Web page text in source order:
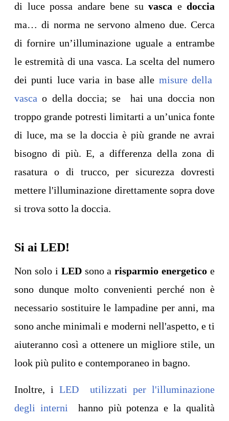
di luce possa andare bene su vasca e doccia
ma… di norma ne servono almeno due. Cerca
di fornire un’illuminazione uguale a entrambe
le estremità di una vasca. La scelta del numero
dei punti luce varia in base alle misure della
vasca o della doccia; se hai una doccia non
troppo grande potresti limitarti a un’unica fonte
di luce, ma se la doccia è più grande ne avrai
bisogno di più. E, a differenza della zona di
rasatura o di trucco, per sicurezza dovresti
mettere l'illuminazione direttamente sopra dove
si trova sotto la doccia.
Si ai LED!
Non solo i LEDsono arisparmio energetico e
sono dunque molto convenienti perché non è
necessario sostituire le lampadine per anni, ma
sono anche minimali e moderni nell'aspetto, e ti
aiuteranno così a ottenere un migliore stile, un
look più pulito e contemporaneo in bagno.
Inoltre, i LED utilizzati per l'illuminazione
degli interni
hanno più potenza e la qualità